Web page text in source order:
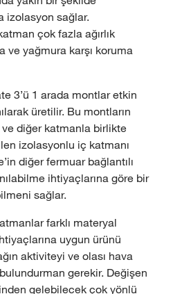
izolasyon sağlar.
çok fazla ağırlık
ve yağmura karşı koruma
3’ü 1 arada montlar etkin
üretilir. Bu montların
ve diğer katmanla birlikte
izolasyonlu iç katmanı
diğer fermuar bağlantılı
ihtiyaçlarına göre bir
sağlar.
farklı materyal
uygun ürünü
aktiviteyi ve olası hava
gerekir. Değişen
gelebilecek çok yönlü